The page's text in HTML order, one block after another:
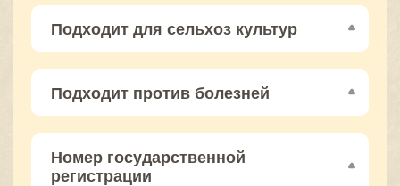
Подходит для сельхоз культур
Подходит против болезней
Номер государственной
регистрации